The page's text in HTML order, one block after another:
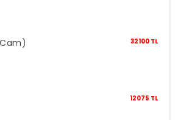
32100 TL
12075 TL